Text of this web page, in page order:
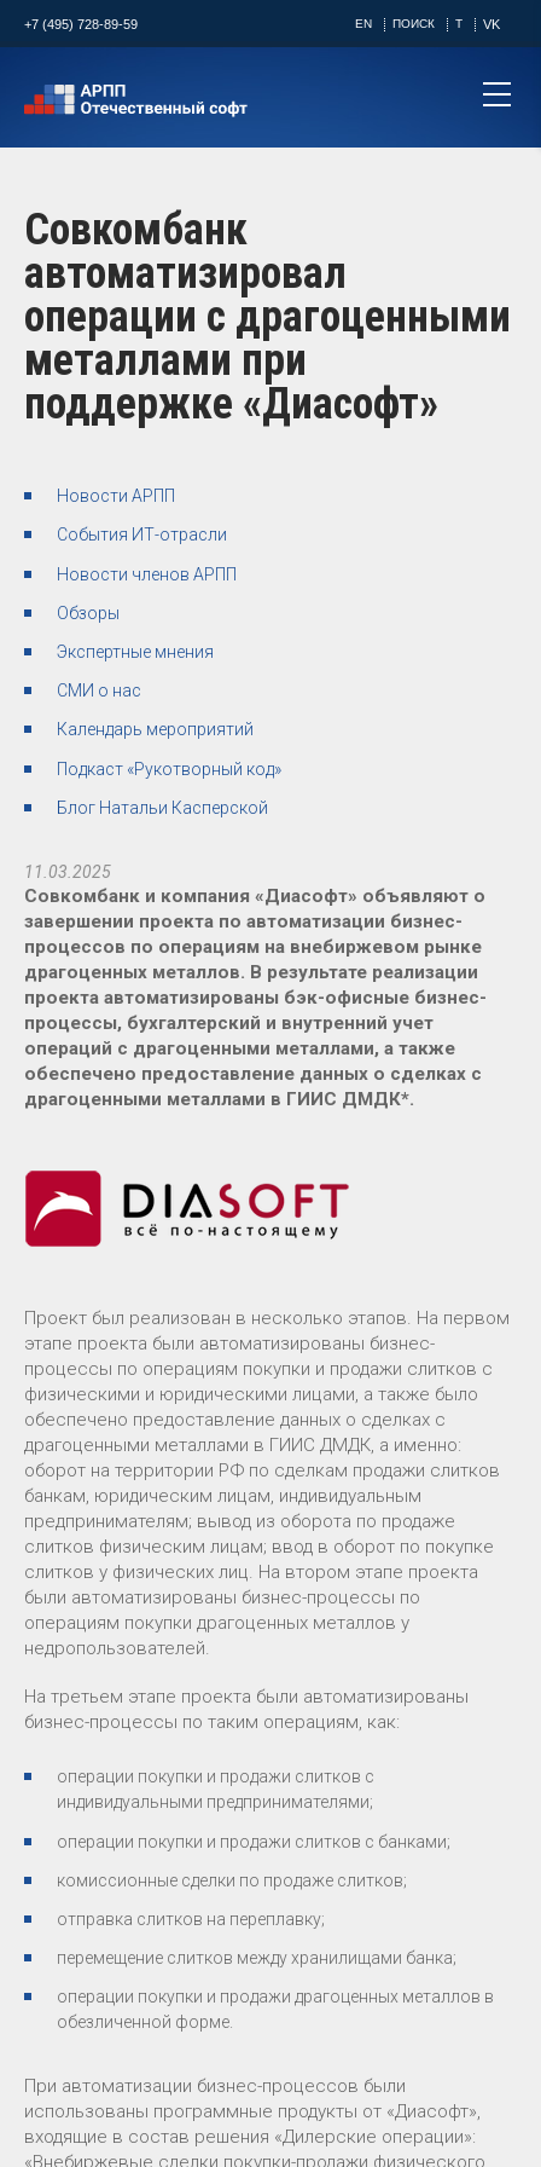
+7 (495) 728-89-59 EN ПОИСК T VK
Совкомбанк
автоматизировал
операции с драгоценными
металлами при
поддержке «Диасофт»
Новости АРПП
События ИТ-отрасли
Новости членов АРПП
Обзоры
Экспертные мнения
СМИ о нас
Календарь мероприятий
Подкаст «Рукотворный код»
Блог Натальи Касперской
11.03.2025
Совкомбанк и компания «Диасофт» объявляют о
завершении проекта по автоматизации бизнес-
процессов по операциям на внебиржевом рынке
драгоценных металлов. В результате реализации
проекта автоматизированы бэк-офисные бизнес-
процессы, бухгалтерский и внутренний учет
операций с драгоценными металлами, а также
обеспечено предоставление данных о сделках с
драгоценными металлами в ГИИС ДМДК*.
Проект был реализован в несколько этапов. На первом
этапе проекта были автоматизированы бизнес-
процессы по операциям покупки и продажи слитков с
физическими и юридическими лицами, а также было
обеспечено предоставление данных о сделках с
драгоценными металлами в ГИИС ДМДК, а именно:
оборот на территории РФ по сделкам продажи слитков
банкам, юридическим лицам, индивидуальным
предпринимателям; вывод из оборота по продаже
слитков физическим лицам; ввод в оборот по покупке
слитков у физических лиц. На втором этапе проекта
были автоматизированы бизнес-процессы по
операциям покупки драгоценных металлов у
недропользователей.
На третьем этапе проекта были автоматизированы
бизнес-процессы по таким операциям, как:
операции покупки и продажи слитков с
индивидуальными предпринимателями;
операции покупки и продажи слитков с банками;
комиссионные сделки по продаже слитков;
отправка слитков на переплавку;
перемещение слитков между хранилищами банка;
операции покупки и продажи драгоценных металлов в
обезличенной форме.
При автоматизации бизнес-процессов были
использованы программные продукты от «Диасофт»,
входящие в состав решения «Дилерские операции»:
«Внебиржевые сделки покупки-продажи физического